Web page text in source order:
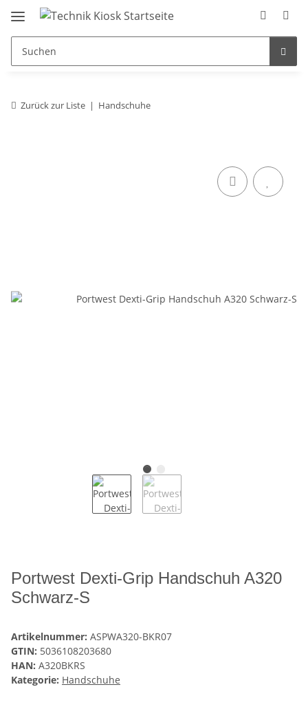
Zurück zur Liste Handschuhe
Portwest Dexti-Grip Handschuh A320
Schwarz-S
Artikelnummer: ASPWA320-BKR07
GTIN: 5036108203680
HAN: A320BKRS
Kategorie: Handschuhe